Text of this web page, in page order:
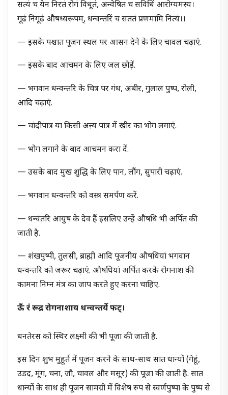
सत्यं च येन निरतं रोगं विधूतं, अन्वेषित च सविधिं आरोग्यमस्य।
गूढं निगूढं औषध्यरूपम्, धन्वन्तरिं च सततं प्रणमामि नित्यं।।
— इसके पश्चात पूजन स्थल पर आसन देने के लिए चावल चढ़ाएं.
— इसके बाद आचमन के लिए जल छोड़ें.
— भगवान धन्वन्तरि के चित्र पर गंध, अबीर, गुलाल पुष्प, रोली,
आदि चढ़ाएं.
— चांदीपात्र या किसी अऩ्य पात्र में खीर का भोग लगाएं.
— भोग लगाने के बाद आचमन करा दें.
— उसके बाद मुख शुद्धि के लिए पान, लौंग, सुपारी चढ़ाएं.
— भगवान धन्वन्तरि को वस्त्र समर्पण करें.
— धन्वंतरि आयुष के देव हैं इसलिए उन्हें औषधि भी अर्पित की
जाती है.
— शंखपुष्पी, तुलसी, ब्राह्मी आदि पूजनीय औषधियां भगवान
धन्वन्तरि को जरूर चढ़ाएं. औषधियां अर्पित करके रोगनाश की
कामना निम्न मंत्र का जाप करते हुए करना चाहिए.
ऊँ रं रूद्र रोगनाशाय धन्वन्तर्ये फट्।
धनतेरस को स्थिर लक्ष्मी की भी पूजा की जाती है.
इस दिन शुभ मुहूर्त में पूजन करने के साथ-साथ सात धान्यों (गेहूं,
उडद, मूंग, चना, जौ, चावल और मसूर) की पूजा की जाती है. सात
धान्यों के साथ ही पूजन सामग्री में विशेष रुप से स्वर्णपुष्पा के पुष्प से